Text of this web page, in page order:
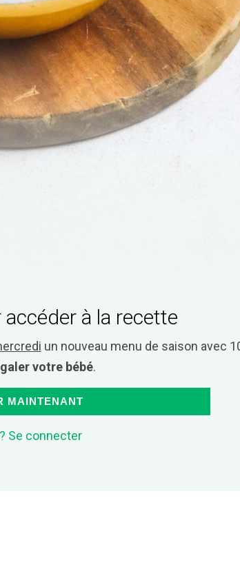
à la recette
un nouveau menu de saison avec
votre bébé.
MAINTENANT
Se connecter